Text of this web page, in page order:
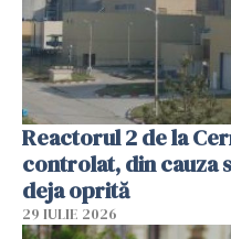
Reactorul 2 de la
controlat, din cauza
deja oprită
29 IULIE 2026